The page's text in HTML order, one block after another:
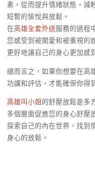
素，從而提升情緒狀態，減
短暫的愉悅與放鬆。
在高雄全套外送服務的過程
您感受到被關愛和被重視的
更好地讓自己的身心更加感
總而言之，如果你想要在高
功課和評估，才能確保你得
高雄叫小姐 的舒壓放鬆是多
多個層面促進您的身心舒壓
探索自己的內在世界，找到
身心的放鬆。